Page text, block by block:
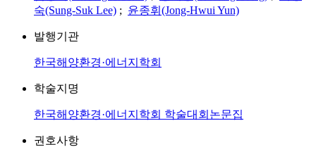
숙(Sung-Suk Lee) ; 윤종휘(Jong-Hwui Yun)
발행기관
한국해양환경·에너지학회
학술지명
한국해양환경·에너지학회 학술대회논문집
권호사항